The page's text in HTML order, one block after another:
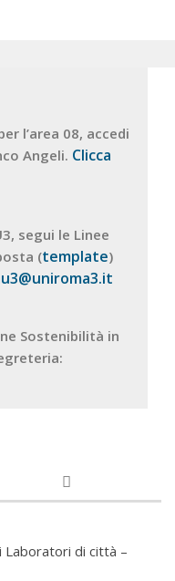
l’area 08, accedi
Angeli. Clicca
segui le Linee
(template)
Sostenibilità in
Laboratori di città –